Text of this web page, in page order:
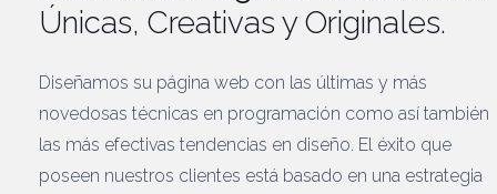
Únicas, Creativas y Originales.
Diseñamos su página web con las últimas y más
novedosas técnicas en programación como así también
las más efectivas tendencias en diseño. El éxito que
poseen nuestros clientes está basado en una estrategia